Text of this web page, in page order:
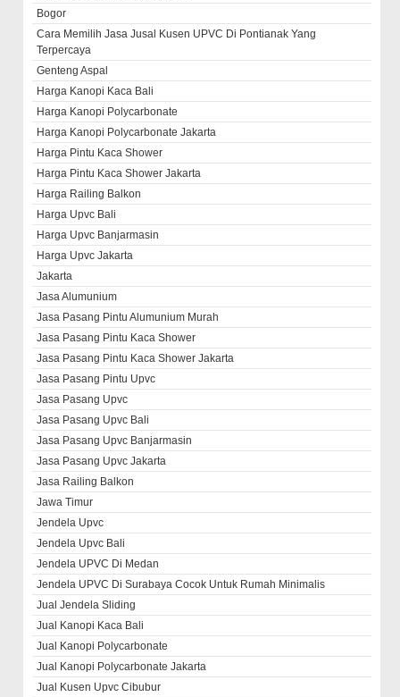
Bogor
Cara Memilih Jasa Jusal Kusen UPVC Di Pontianak Yang
Terpercaya
Genteng Aspal
Harga Kanopi Kaca Bali
Harga Kanopi Polycarbonate
Harga Kanopi Polycarbonate Jakarta
Harga Pintu Kaca Shower
Harga Pintu Kaca Shower Jakarta
Harga Railing Balkon
Harga Upvc Bali
Harga Upvc Banjarmasin
Harga Upvc Jakarta
Jakarta
Jasa Alumunium
Jasa Pasang Pintu Alumunium Murah
Jasa Pasang Pintu Kaca Shower
Jasa Pasang Pintu Kaca Shower Jakarta
Jasa Pasang Pintu Upvc
Jasa Pasang Upvc
Jasa Pasang Upvc Bali
Jasa Pasang Upvc Banjarmasin
Jasa Pasang Upvc Jakarta
Jasa Railing Balkon
Jawa Timur
Jendela Upvc
Jendela Upvc Bali
Jendela UPVC Di Medan
Jendela UPVC Di Surabaya Cocok Untuk Rumah Minimalis
Jual Jendela Sliding
Jual Kanopi Kaca Bali
Jual Kanopi Polycarbonate
Jual Kanopi Polycarbonate Jakarta
Jual Kusen Upvc Cibubur